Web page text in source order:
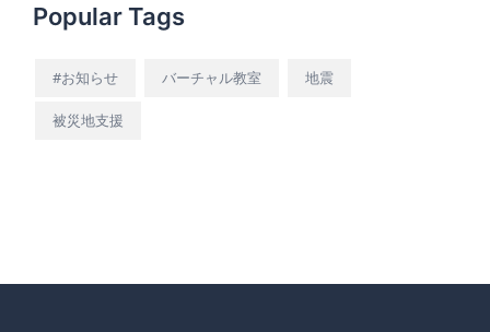
Popular Tags
#お知らせ バーチャル教室 地震
被災地支援